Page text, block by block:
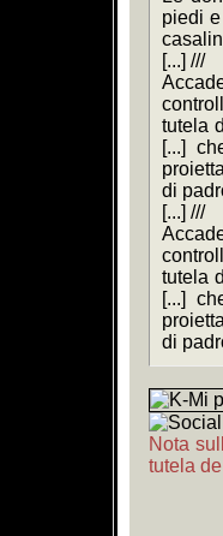
piedi
[...] ///
tutela
[...]
di
[...] ///
tutela
[...]
di
Nota
tutela